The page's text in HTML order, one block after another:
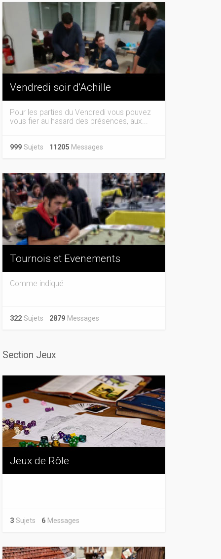
Vendredi soir d'Achille
Pour les parties du Vendredi vous pouvez
vous fier au hasard des présences, aux...
999 Sujets 11205 Messages
Tournois et Evenements
Comme indiqué
322 Sujets 2879 Messages
Section Jeux
Jeux de Rôle
3 Sujets 6 Messages